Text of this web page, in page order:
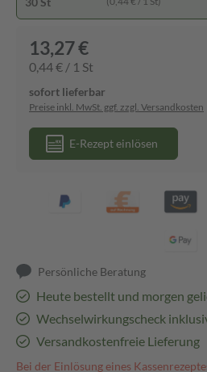
13,27 €
0,44 € / 1 St
sofort lieferbar
Preise inkl. MwSt. ggf. zzgl. Versandkosten
E-Rezept einlösen
Persönliche Beratung
Heute bestellt und morgen
Wechselwirkungscheck
Versandkostenfreie Lieferung
Bei der Einlösung eines